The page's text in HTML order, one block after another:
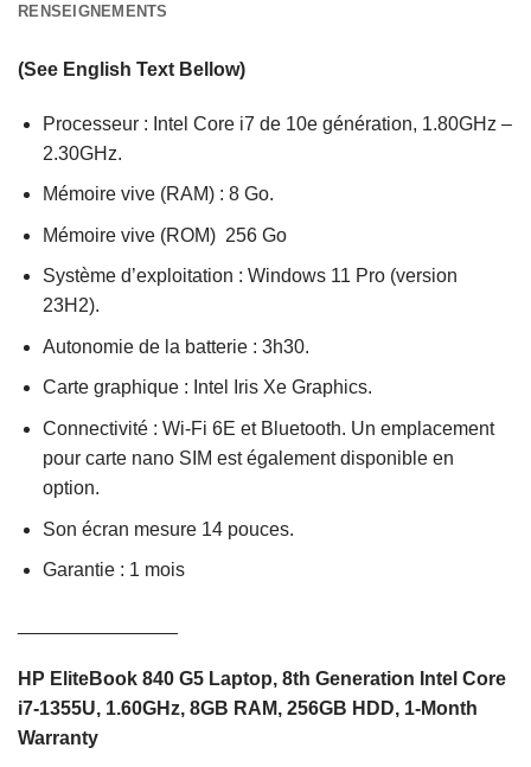
RENSEIGNEMENTS
(See English Text Bellow)
Processeur : Intel Core i7 de 10e génération, 1.80GHz –
2.30GHz.
Mémoire vive (RAM) : 8 Go.
Mémoire vive (ROM) 256 Go
Système d’exploitation : Windows 11 Pro (version
23H2).
Autonomie de la batterie : 3h30.
Carte graphique : Intel Iris Xe Graphics.
Connectivité : Wi-Fi 6E et Bluetooth. Un emplacement
pour carte nano SIM est également disponible en
option.
Son écran mesure 14 pouces.
Garantie : 1 mois
HP EliteBook 840 G5 Laptop, 8th Generation Intel Core
i7-1355U, 1.60GHz, 8GB RAM, 256GB HDD, 1-Month
Warranty